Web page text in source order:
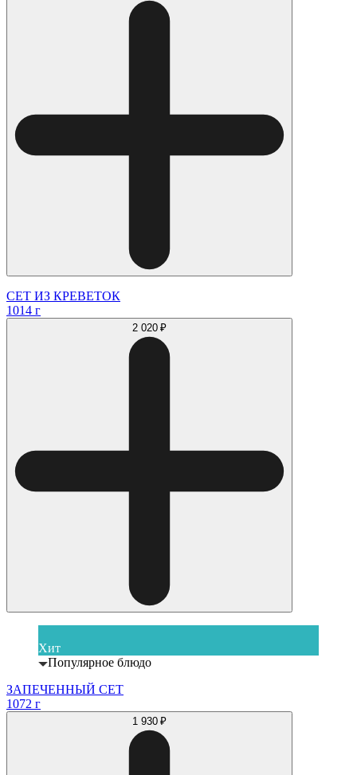
СЕТ ИЗ КРЕВЕТОК
1014 г
2 020 ₽
Хит
Популярное блюдо
ЗАПЕЧЕННЫЙ СЕТ
1072 г
1 930 ₽